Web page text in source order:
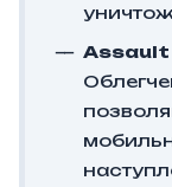
Assault